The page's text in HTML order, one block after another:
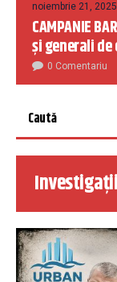
noiembrie 21, 2025
CAMPANIE
și generali
0 Comentariu
Investigații